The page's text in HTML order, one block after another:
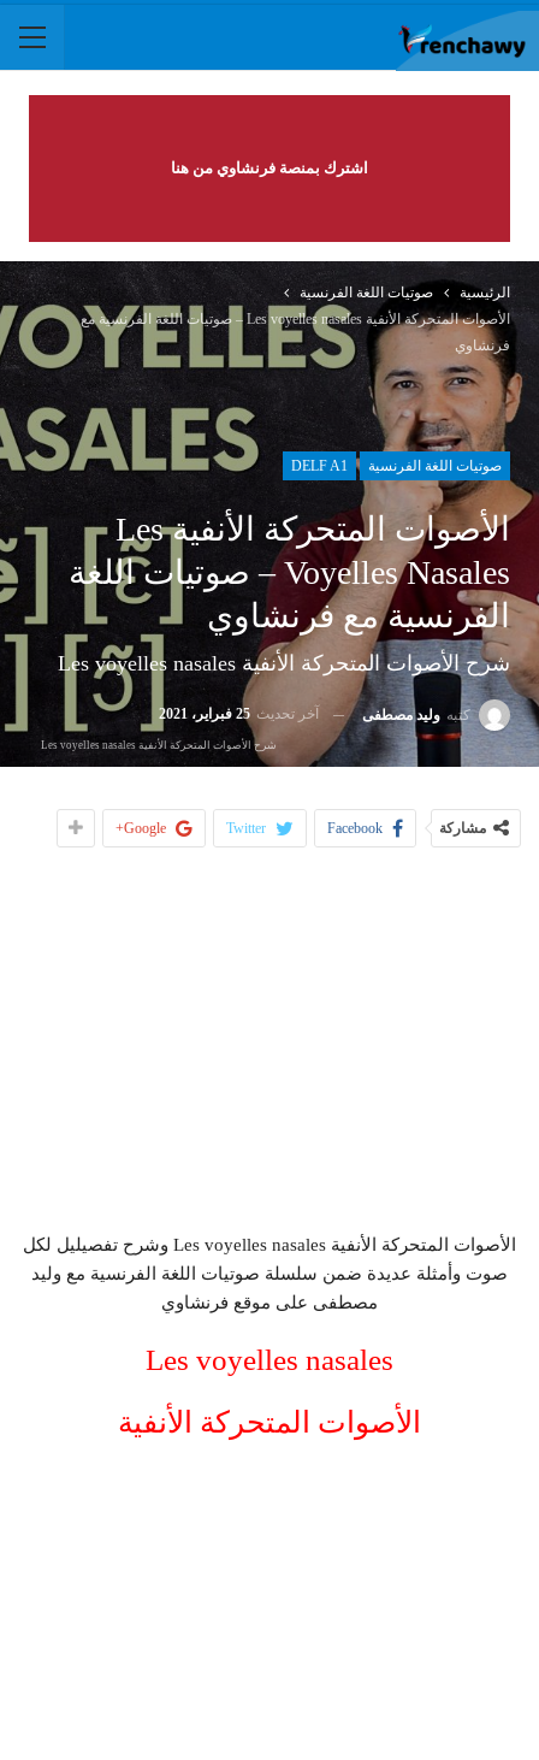
اشترك بمنصة فرنشاوي من هنا
الرئيسية
صوتيات اللغة الفرنسية
الأصوات المتحركة الأنفية Les voyelles nasales – صوتيات اللغة الفرنسية مع
فرنشاوي
صوتيات اللغة الفرنسية DELF A1
الأصوات المتحركة الأنفية Les
Voyelles Nasales – صوتيات اللغة
الفرنسية مع فرنشاوي
شرح الأصوات المتحركة الأنفية Les voyelles nasales
كتبه وليد مصطفى آخر تحديث 25 فبراير، 2021
شرح الأصوات المتحركة الأنفية Les voyelles nasales
مشاركة Facebook
Twitter
Google+
الأصوات المتحركة الأنفية Les voyelles nasales وشرح تفصيليل لكل
صوت وأمثلة عديدة ضمن سلسلة صوتيات اللغة الفرنسية مع وليد
مصطفى على موقع فرنشاوي
Les voyelles nasales
الأصوات المتحركة الأنفية